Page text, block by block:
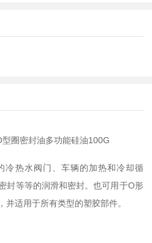
型圈密封油多功能硅油100G
冷热水阀门、车辆的加热和冷却循
封等等的润滑和密封。也可用于O形
并适用于所有类型的塑胶部件。